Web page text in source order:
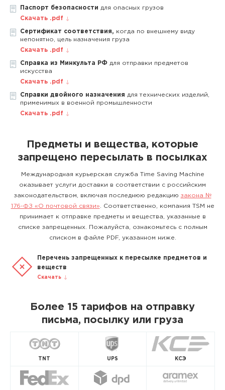
Паспорт безопасности для опасных грузов
Скачать .pdf
Сертификат соответствия, когда по внешнему виду
непонятно, цель назначения груза
Скачать .pdf
Справка из Минкульта РФ для отправки предметов
искусства
Скачать .pdf
Справки двойного назначения для технических изделий,
применимых в военной промышленности
Скачать .pdf
Предметы и вещества, которые
запрещено пересылать в посылках
Международная курьерская служба Time Saving Machine
оказывает услуги доставки в соответствии с российским
законодательством, включая последнюю редакцию закона №
176-ФЗ «О почтовой связи» . Соответственно, компания TSM не
принимает к отправке предметы и вещества, указанные в
списке запрещенных. Пожалуйста, ознакомьтесь с полным
списком в файле PDF, указанном ниже.
Перечень запрещенных к пересылке предметов и
веществ
Скачать
Более 15 тарифов на отправку
письма, посылку или груза
TNT UPS КСЭ